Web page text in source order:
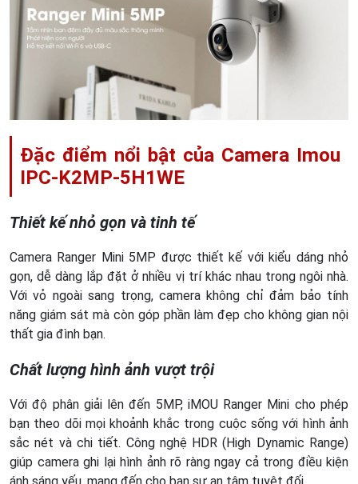
Đặc điểm nổi bật của Camera Imou
IPC-K2MP-5H1WE
Thiết kế nhỏ gọn và tinh tế
Camera Ranger Mini 5MP được thiết kế với kiểu dáng nhỏ
gọn, dễ dàng lắp đặt ở nhiều vị trí khác nhau trong ngôi nhà.
Với vỏ ngoài sang trọng, camera không chỉ đảm bảo tính
năng giám sát mà còn góp phần làm đẹp cho không gian nội
thất gia đình bạn.
Chất lượng hình ảnh vượt trội
Với độ phân giải lên đến 5MP, iMOU Ranger Mini cho phép
bạn theo dõi mọi khoảnh khắc trong cuộc sống với hình ảnh
sắc nét và chi tiết. Công nghệ HDR (High Dynamic Range)
giúp camera ghi lại hình ảnh rõ ràng ngay cả trong điều kiện